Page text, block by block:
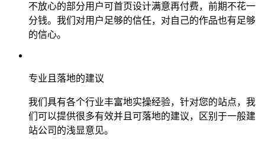
不放心的部分用户可首页设计满意再付费，前期不花一
分钱。我们对用户足够的信任，对自己的作品也有足够
的信心。
专业且落地的建议
我们具有各个行业丰富地实操经验，针对您的站点，我
们可以提供很多有效并且可落地的建议，区别于一般建
站公司的浅显意见。